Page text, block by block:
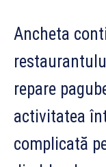
Ancheta
repare
activitatea
complicată